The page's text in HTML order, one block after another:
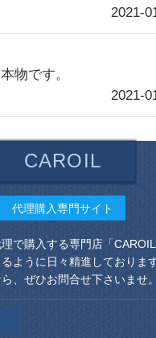
2021-
物です。
2021-
CAROIL
代理購入専門サイト
で購入する専門店「
ように日々精進しておりま
、ぜひお問合せ下さいませ。